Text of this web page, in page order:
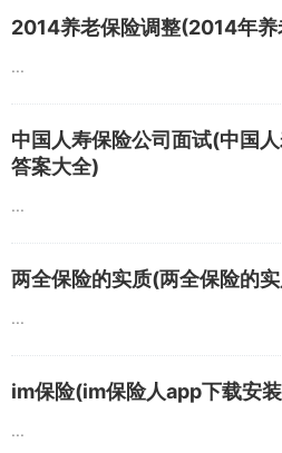
2014养老保险调整(2014年养
...
中国人寿保险公司面试(中国
答案大全)
...
两全保险的实质(两全保险的
...
im保险(im保险人app下载安
...